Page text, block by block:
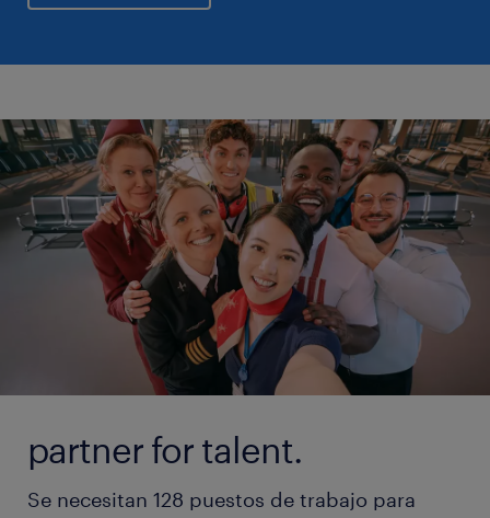
partner for talent.
Se necesitan 128 puestos de trabajo para